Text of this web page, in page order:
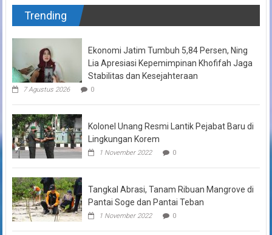
Trending
Ekonomi Jatim Tumbuh 5,84 Persen, Ning
Lia Apresiasi Kepemimpinan Khofifah Jaga
Stabilitas dan Kesejahteraan
7 Agustus 2026 0
Kolonel Unang Resmi Lantik Pejabat Baru di
Lingkungan Korem
1 November 2022 0
Tangkal Abrasi, Tanam Ribuan Mangrove di
Pantai Soge dan Pantai Teban
1 November 2022 0